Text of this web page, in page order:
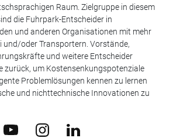
Raum. Zielgruppe in diesem
die Fuhrpark-Entscheider in
und anderen Organisationen mit mehr
und/oder Transportern. Vorstände,
und weitere Entscheider
zurück, um Kostensenkungspotenziale
Problemlösungen kennen zu lernen
und nichttechnische Innovationen zu